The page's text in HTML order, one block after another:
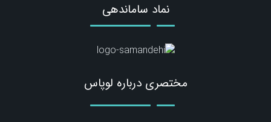
مختصری درباره لوپاس
نماد ساماندهی